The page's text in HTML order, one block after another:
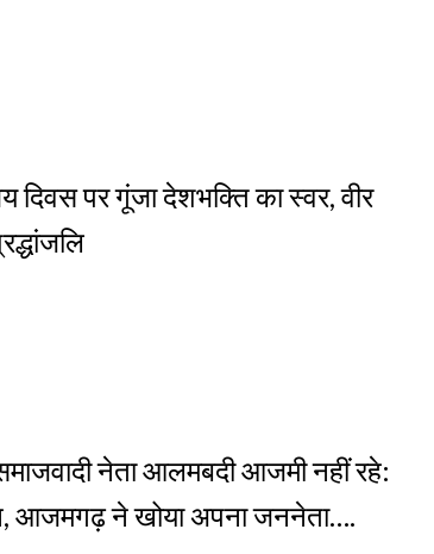
पर गूंजा देशभक्ति का स्वर, वीर
नेता आलमबदी आजमी नहीं रहे:
आजमगढ़ ने खोया अपना जननेता….